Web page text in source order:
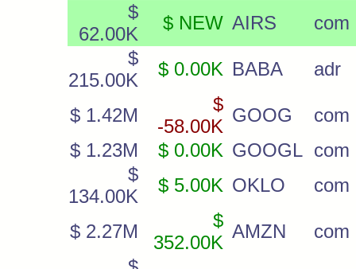
$
62.00K
$ NEW AIRS
com
$
215.00K
$ 0.00K BABA adr
$ 1.42M
$
-58.00K
GOOG
com
$ 1.23M
$ 0.00K GOOGL com
$
134.00K
$ 5.00K OKLO com
$ 2.27M
$
352.00K
AMZN
com